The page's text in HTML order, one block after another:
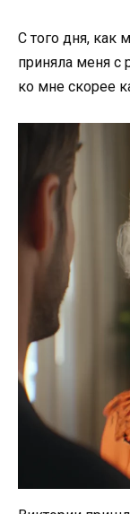
С того дня, как
приняла меня с
ко мне скорее